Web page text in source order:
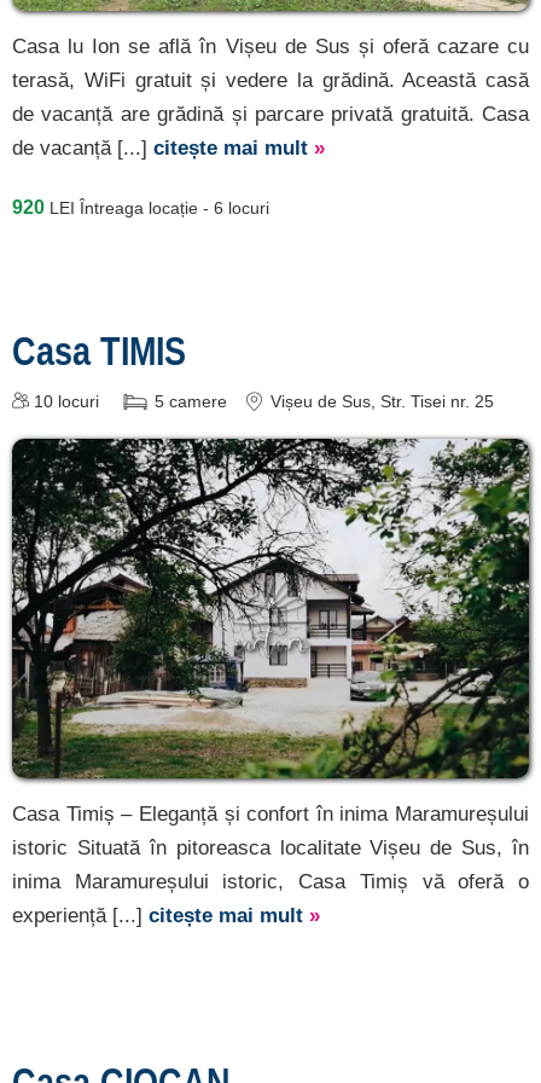
Casa lu Ion se află în Vișeu de Sus și oferă cazare cu
terasă, WiFi gratuit și vedere la grădină. Această casă
de vacanță are grădină și parcare privată gratuită. Casa
de vacanță [...] citește mai mult »
920 LEI Întreaga locație - 6 locuri
Casa TIMIS
10 locuri 5 camere Vișeu de Sus , Str. Tisei nr. 25
Casa Timiș – Eleganță și confort în inima Maramureșului
istoric Situată în pitoreasca localitate Vișeu de Sus, în
inima Maramureșului istoric, Casa Timiș vă oferă o
experiență [...] citește mai mult »